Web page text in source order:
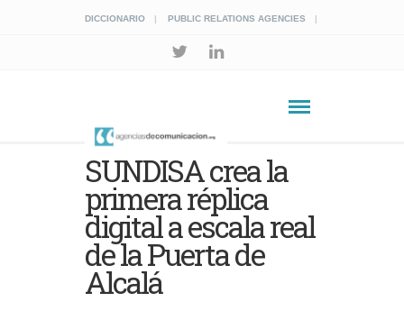
DICCIONARIO PUBLIC RELATIONS AGENCIES
SUNDISA crea la
primera réplica
digital a escala real
de la Puerta de
Alcalá